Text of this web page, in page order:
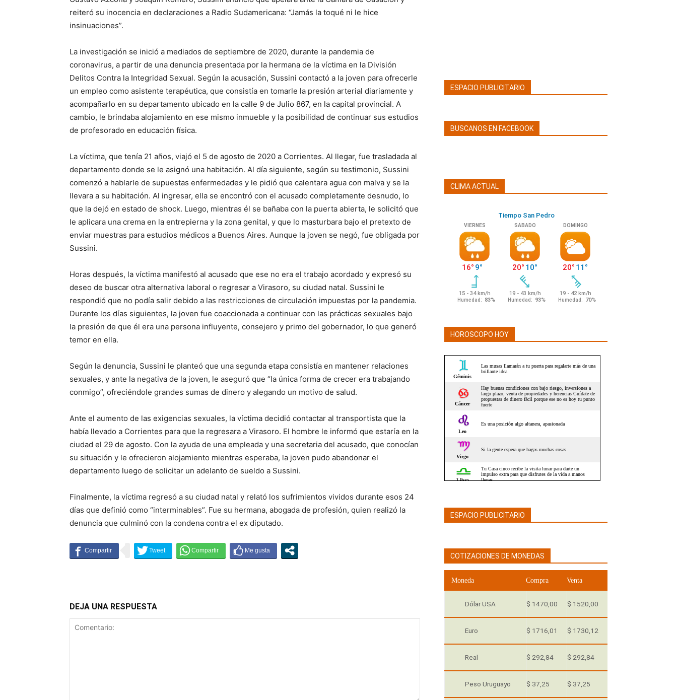
reiteró su inocencia en declaraciones a Radio Sudamericana: “Jamás la toqué ni le hice
insinuaciones”.
La investigación se inició a mediados de septiembre de 2020, durante la pandemia de
coronavirus, a partir de una denuncia presentada por la hermana de la víctima en la División
Delitos Contra la Integridad Sexual. Según la acusación, Sussini contactó a la joven para ofrecerle
un empleo como asistente terapéutica, que consistía en tomarle la presión arterial diariamente y
acompañarlo en su departamento ubicado en la calle 9 de Julio 867, en la capital provincial. A
cambio, le brindaba alojamiento en ese mismo inmueble y la posibilidad de continuar sus estudios
de profesorado en educación física.
La víctima, que tenía 21 años, viajó el 5 de agosto de 2020 a Corrientes. Al llegar, fue trasladada al
departamento donde se le asignó una habitación. Al día siguiente, según su testimonio, Sussini
comenzó a hablarle de supuestas enfermedades y le pidió que calentara agua con malva y se la
llevara a su habitación. Al ingresar, ella se encontró con el acusado completamente desnudo, lo
que la dejó en estado de shock. Luego, mientras él se bañaba con la puerta abierta, le solicitó que
le aplicara una crema en la entrepierna y la zona genital, y que lo masturbara bajo el pretexto de
enviar muestras para estudios médicos a Buenos Aires. Aunque la joven se negó, fue obligada por
Sussini.
Horas después, la víctima manifestó al acusado que ese no era el trabajo acordado y expresó su
deseo de buscar otra alternativa laboral o regresar a Virasoro, su ciudad natal. Sussini le
respondió que no podía salir debido a las restricciones de circulación impuestas por la pandemia.
Durante los días siguientes, la joven fue coaccionada a continuar con las prácticas sexuales bajo
la presión de que él era una persona influyente, consejero y primo del gobernador, lo que generó
temor en ella.
Según la denuncia, Sussini le planteó que una segunda etapa consistía en mantener relaciones
sexuales, y ante la negativa de la joven, le aseguró que “la única forma de crecer era trabajando
conmigo”, ofreciéndole grandes sumas de dinero y alegando un motivo de salud.
Ante el aumento de las exigencias sexuales, la víctima decidió contactar al transportista que la
había llevado a Corrientes para que la regresara a Virasoro. El hombre le informó que estaría en la
ciudad el 29 de agosto. Con la ayuda de una empleada y una secretaria del acusado, que conocían
su situación y le ofrecieron alojamiento mientras esperaba, la joven pudo abandonar el
departamento luego de solicitar un adelanto de sueldo a Sussini.
Finalmente, la víctima regresó a su ciudad natal y relató los sufrimientos vividos durante esos 24
días que definió como “interminables”. Fue su hermana, abogada de profesión, quien realizó la
denuncia que culminó con la condena contra el ex diputado.
DEJA UNA RESPUESTA
ESPACIO PUBLICITARIO
BUSCANOS EN FACEBOOK
CLIMA ACTUAL
HOROSCOPO HOY
ESPACIO PUBLICITARIO
COTIZACIONES DE MONEDAS
Moneda Compra Venta
Dólar USA $ 1470,00 $ 1520,00
Euro $ 1716,01 $ 1730,12
Real $ 292,84 $ 292,84
Peso Uruguayo $ 37,25 $ 37,25